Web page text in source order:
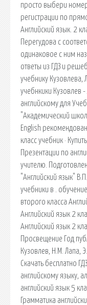
просто выбери
регистрации по
Английский язык. 2
Перегудова с
одинаковое с ним
ответы из ГДЗ и
учебнику Кузовлева,
учебнкики Кузовлев
английскому для
"Академический
English
класс учебник ·
Презентации по
учителю.
"Английский язык"
учебники в .
второго класса
Английский язык 2
Английский язык 2
Просвещение Год
Кузовлев, Н.М. Лапа,
Скачать бесплатно
английскому языку,
английский язык 5
Грамматика